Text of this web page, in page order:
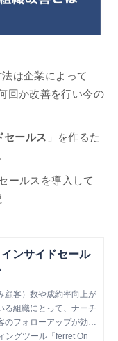
は企業によって
回か改善を行い今の
セールス 」を作るた
ールスを導入して
ンサイドセール
顧客）数や成約率向上が
る組織にとって、ナーチ
のフォローアップが効率
サイドセールスの導入
ングツール『ferret On